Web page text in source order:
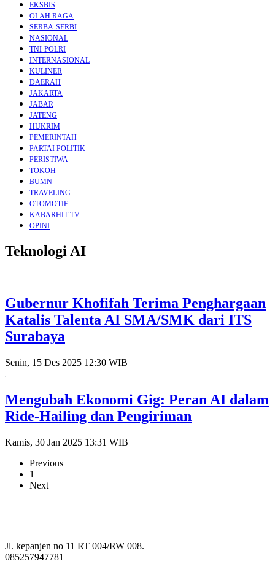
EKSBIS
OLAH RAGA
SERBA-SERBI
NASIONAL
TNI-POLRI
INTERNASIONAL
KULINER
DAERAH
JAKARTA
JABAR
JATENG
HUKRIM
PEMERINTAH
PARTAI POLITIK
PERISTIWA
TOKOH
BUMN
TRAVELING
OTOMOTIF
KABARHIT TV
OPINI
Teknologi AI
Gubernur Khofifah Terima Penghargaan
Katalis Talenta AI SMA/SMK dari ITS
Surabaya
Senin, 15 Des 2025 12:30 WIB
Mengubah Ekonomi Gig: Peran AI dalam
Ride-Hailing dan Pengiriman
Kamis, 30 Jan 2025 13:31 WIB
Previous
1
Next
Jl. kepanjen no 11 RT 004/RW 008.
085257947781